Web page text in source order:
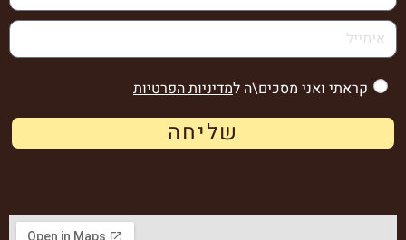
קראתי ואני מסכים\ה למדיניות הפרטיות
שליחה